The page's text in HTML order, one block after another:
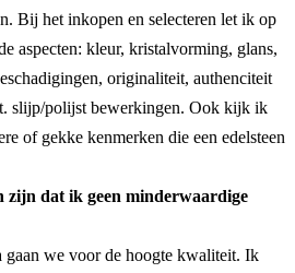
Bij het inkopen en selecteren let ik op
aspecten: kleur, kristalvorming, glans,
originaliteit, authenciteit
slijp/polijst bewerkingen. Ook kijk ik
of gekke kenmerken die een edelsteen
zijn dat ik geen minderwaardige
we voor de hoogte kwaliteit. Ik